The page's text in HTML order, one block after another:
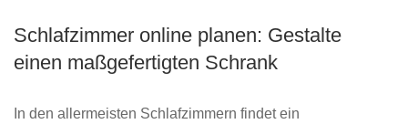
Schlafzimmer online planen: Gestalte
einen maßgefertigten Schrank
In den allermeisten Schlafzimmern findet ein